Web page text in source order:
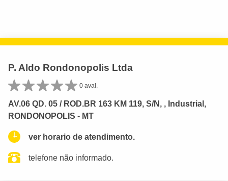
P. Aldo Rondonopolis Ltda
0 aval.
AV.06 QD. 05 / ROD.BR 163 KM 119, S/N, , Industrial,
RONDONOPOLIS - MT
ver horario de atendimento.
telefone não informado.